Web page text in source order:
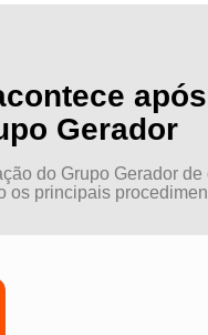
Gerador
do Grupo Gerador
os principais